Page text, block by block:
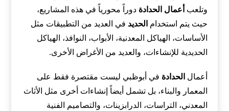
وتلعب أعمال الحدادة دوراً محورياً في هذه المشاريع،
حيث يتم استخدام الحديد في العديد من التطبيقات مثل
الأساسات، الهياكل المعدنية، الأبواب، النوافذ، الهياكل
الحديدية للإنشاءات، والعديد من الأغراض الأخرى.
أعمال الحدادة في أبوظبي ليست مقتصرة فقط على
المعمار والبناء، بل تشمل أيضاً إنشاءات أخرى مثل الأثاث
المعدني، التراسات، الدرابزينات، والتصاميم الفنية